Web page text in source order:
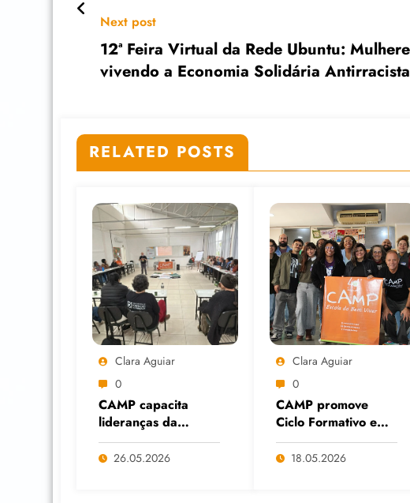
Next post
12ª Feira Virtual da Rede Ubuntu:
vivendo a Economia Solidária Antirracista
RELATED POSTS
Clara Aguiar
0
CAMP capacita
lideranças da
Economia Solidária
em Formação
26.05.2026
Clara Aguiar
0
CAMP promove
Ciclo Formativo em
Cuidados Digitais
diante do avanço
18.05.2026